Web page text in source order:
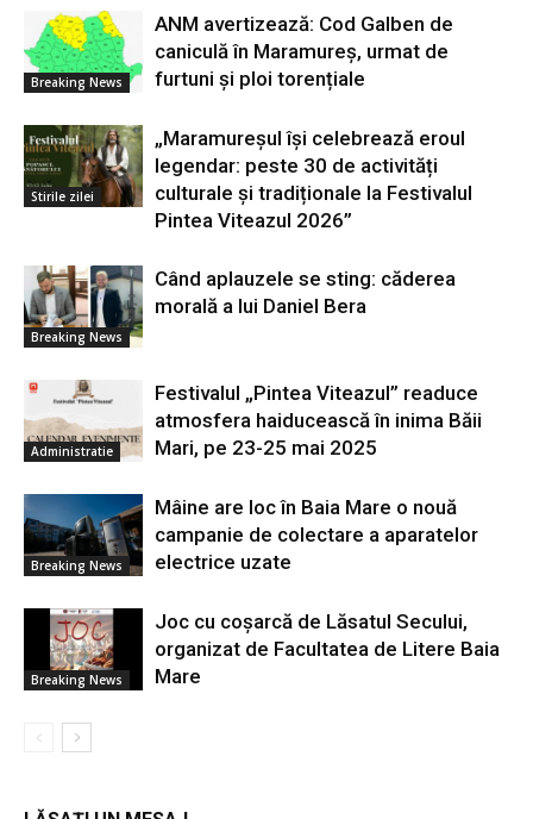
Breaking News
ANM avertizează: Cod Galben de
caniculă în Maramureș, urmat de
furtuni și ploi torențiale
Stirile zilei
„Maramureșul își celebrează eroul
legendar: peste 30 de activități
culturale și tradiționale la Festivalul
Pintea Viteazul 2026”
Breaking News
Când aplauzele se sting: căderea
morală a lui Daniel Bera
Administratie
Festivalul „Pintea Viteazul” readuce
atmosfera haiducească în inima Băii
Mari, pe 23-25 mai 2025
Breaking News
Mâine are loc în Baia Mare o nouă
campanie de colectare a aparatelor
electrice uzate
Breaking News
Joc cu coșarcă de Lăsatul Secului,
organizat de Facultatea de Litere Baia
Mare